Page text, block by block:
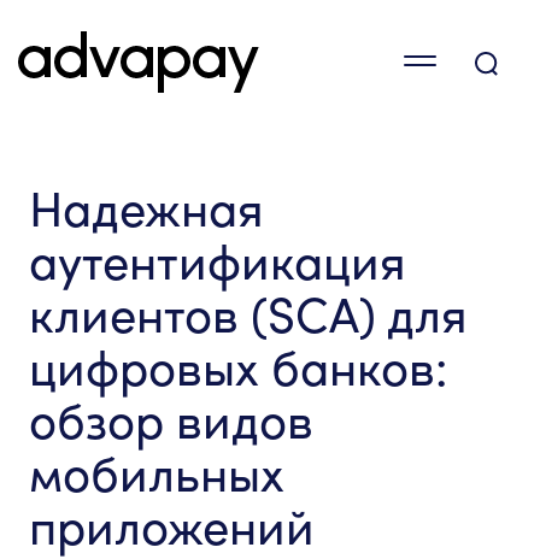
Надежная
аутентификация
клиентов (SCA) для
цифровых банков:
обзор видов
мобильных
приложений